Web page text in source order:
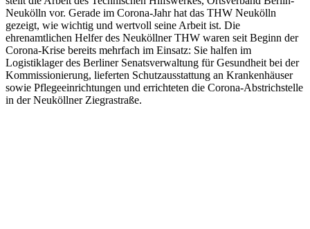
Neukölln vor. Gerade im Corona-Jahr hat das THW Neukölln
gezeigt, wie wichtig und wertvoll seine Arbeit ist. Die
ehrenamtlichen Helfer des Neuköllner THW waren seit Beginn der
Corona-Krise bereits mehrfach im Einsatz: Sie halfen im
Logistiklager des Berliner Senatsverwaltung für Gesundheit bei der
Kommissionierung, lieferten Schutzausstattung an Krankenhäuser
sowie Pflegeeinrichtungen und errichteten die Corona-Abstrichstelle
in der Neuköllner Ziegrastraße.